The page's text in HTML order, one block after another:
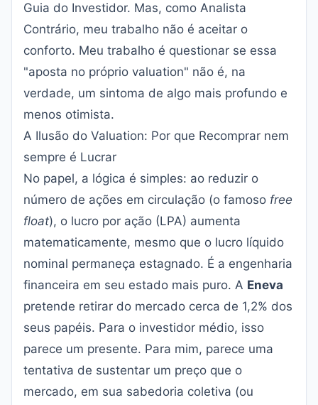
Guia do Investidor. Mas, como Analista
Contrário, meu trabalho não é aceitar o
conforto. Meu trabalho é questionar se essa
"aposta no próprio valuation" não é, na
verdade, um sintoma de algo mais profundo e
menos otimista.
A Ilusão do Valuation: Por que Recomprar nem
sempre é Lucrar
No papel, a lógica é simples: ao reduzir o
número de ações em circulação (o famoso free
float), o lucro por ação (LPA) aumenta
matematicamente, mesmo que o lucro líquido
nominal permaneça estagnado. É a engenharia
financeira em seu estado mais puro. A Eneva
pretende retirar do mercado cerca de 1,2% dos
seus papéis. Para o investidor médio, isso
parece um presente. Para mim, parece uma
tentativa de sustentar um preço que o
mercado, em sua sabedoria coletiva (ou